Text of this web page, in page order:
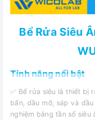
Bể Rửa Siêu
Tính năng nổi bật
✅ Bể rửa siêu là thiết bị
bẩn, dầu mỡ, sáp và
nghiệm bằng tần số siêu